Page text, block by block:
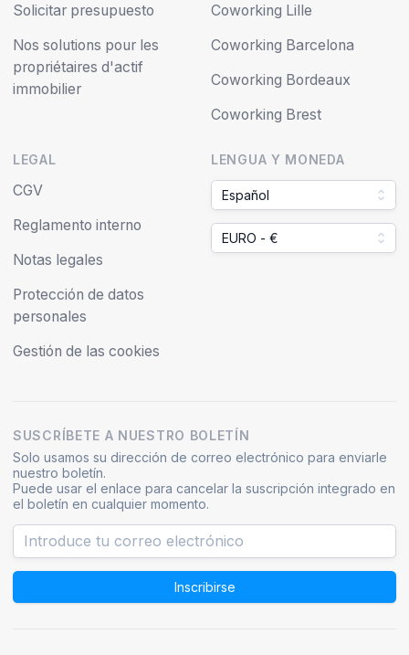
Solicitar presupuesto
Nos solutions pour les
propriétaires d'actif
immobilier
Coworking Lille
Coworking Barcelona
Coworking Bordeaux
Coworking Brest
LEGAL
CGV
Reglamento interno
Notas legales
Protección de datos
personales
Gestión de las cookies
LENGUA Y MONEDA
Español
EURO - €
SUSCRÍBETE A NUESTRO BOLETÍN
Solo usamos su dirección de correo electrónico para enviarle
nuestro boletín.
Puede usar el enlace para cancelar la suscripción integrado en
el boletín en cualquier momento.
Inscribirse